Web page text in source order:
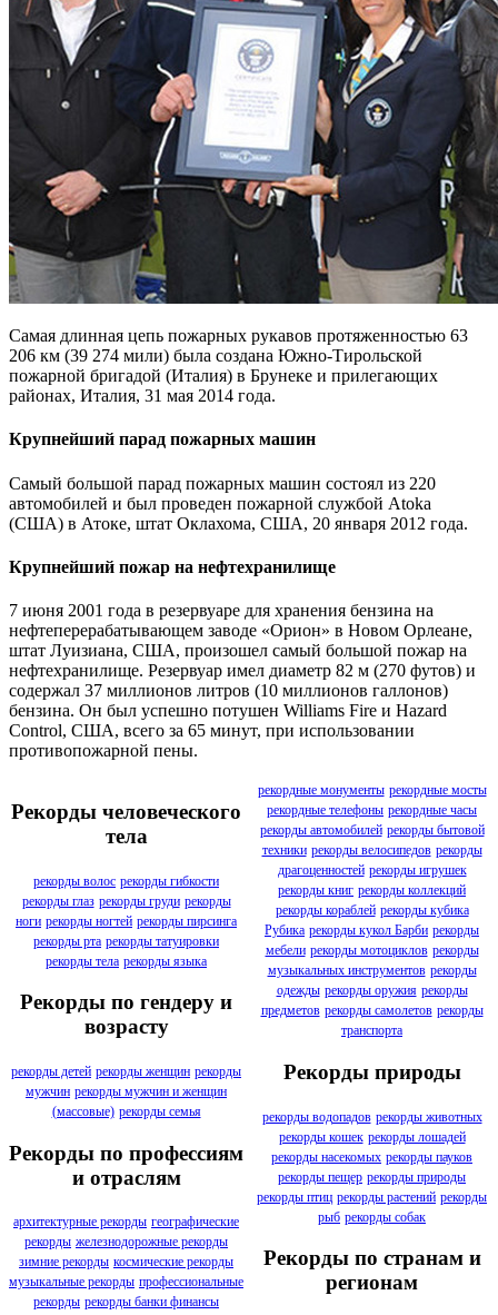
Самая длинная цепь пожарных рукавов протяженностью 63
206 км (39 274 мили) была создана Южно-Тирольской
пожарной бригадой (Италия) в Брунеке и прилегающих
районах, Италия, 31 мая 2014 года.
Крупнейший парад пожарных машин
Самый большой парад пожарных машин состоял из 220
автомобилей и был проведен пожарной службой Atoka
(США) в Атоке, штат Оклахома, США, 20 января 2012 года.
Крупнейший пожар на нефтехранилище
7 июня 2001 года в резервуаре для хранения бензина на
нефтеперерабатывающем заводе «Орион» в Новом Орлеане,
штат Луизиана, США, произошел самый большой пожар на
нефтехранилище. Резервуар имел диаметр 82 м (270 футов) и
содержал 37 миллионов литров (10 миллионов галлонов)
бензина. Он был успешно потушен Williams Fire и Hazard
Control, США, всего за 65 минут, при использовании
противопожарной пены.
Рекорды человеческого
тела
рекорды волос рекорды гибкости
рекорды глаз рекорды груди рекорды
ноги рекорды ногтей рекорды пирсинга
рекорды рта рекорды татуировки
рекорды тела рекорды языка
Рекорды по гендеру и
возрасту
рекорды детей рекорды женщин рекорды
мужчин рекорды мужчин и женщин
(массовые) рекорды семья
Рекорды по профессиям
и отраслям
архитектурные рекорды географические
рекорды железнодорожные рекорды
зимние рекорды космические рекорды
музыкальные рекорды профессиональные
рекорды рекорды банки финансы
рекордные монументы рекордные мосты
рекордные телефоны рекордные часы
рекорды автомобилей рекорды бытовой
техники рекорды велосипедов рекорды
драгоценностей рекорды игрушек
рекорды книг рекорды коллекций
рекорды кораблей рекорды кубика
Рубика рекорды кукол Барби рекорды
мебели рекорды мотоциклов рекорды
музыкальных инструментов рекорды
одежды рекорды оружия рекорды
предметов рекорды самолетов рекорды
транспорта
Рекорды природы
рекорды водопадов рекорды животных
рекорды кошек рекорды лошадей
рекорды насекомых рекорды пауков
рекорды пещер рекорды природы
рекорды птиц рекорды растений рекорды
рыб рекорды собак
Рекорды по странам и
регионам